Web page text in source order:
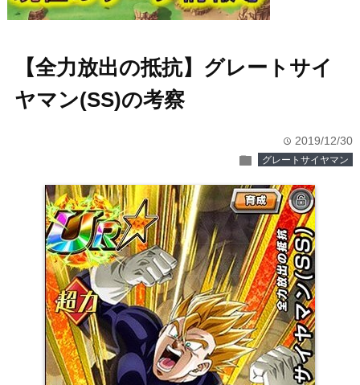
【全力放出の抵抗】グレートサイ
ヤマン(SS)の考察
time 2019/12/30
folder グレートサイヤマン